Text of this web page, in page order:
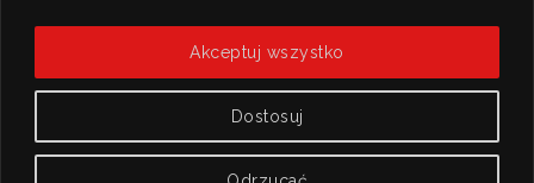
Dostosuj
Akceptuj wszystko